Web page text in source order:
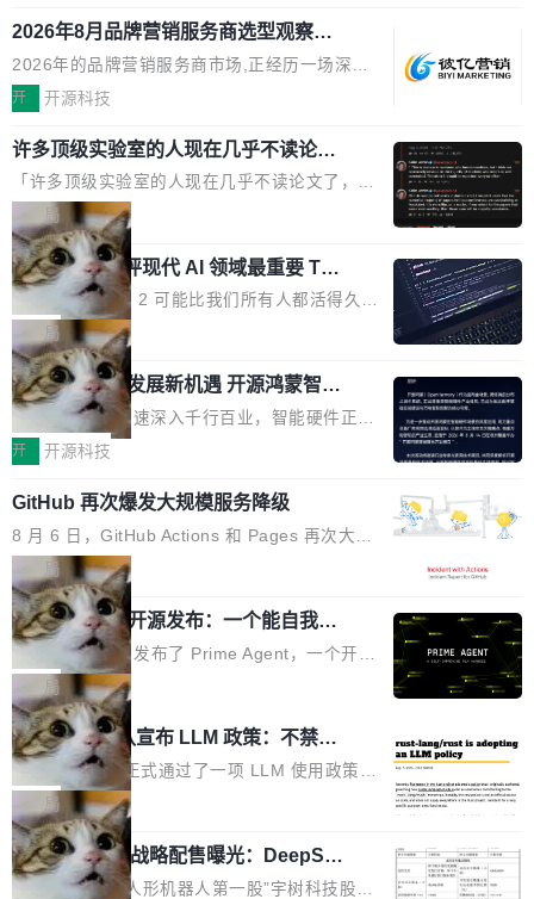
想快速了解背景 解释 让 AI 解释选中文本 读到
费解...
要。但用久了你会发现，它们本质上都是同一类
东西：一个带网页上下文的聊天框。 它们能读取
页面的文本，然后把文本丢给大模型，再返回一
段回答。仅此而已。 这当然有用，但总觉得差点
意思。比如我在一个后台管理系统里，需要填50
个表单字段，每个字段还有联动逻辑；比如我
想...
电源专为发烧级DIY主机与本地AI算力平台打
造，整机长度仅16厘米，提供1600W额定功率
与80PLUS钛金能效；支持ATX 3.1与PCIe 5.1
规范，结合服务器级元件、完善供电线材与内置
实时LCD监控屏，可充分满足当下高阶PC主机
的严苛使用需求。 澎湃功率，紧凑机身 钛金雕1
600PG5 AI TOP具备强悍输出功率，同时实现
机身尺寸大幅精简。整机长度仅16厘米，属于同
功率段机身尺寸十分紧凑的1600W电源产品。小
巧机身有效提升市面主流标准A...
2026年8月品牌营销服务商选型观察：
从流量思维到品牌资产思维的范式转移
2026年的品牌营销服务商市场,正经历一场深刻
的价值重构。全球全案品牌代理机构市场从2025
复合增长率达5.44%,预计2032年将突破120亿美
元。数字广告与公共关系相关服务市场更是从20
25年的8463亿美元扩张至2026年的8763亿美
元。数字的背后是一个清晰的事实——品牌对专
业化营销服务的需求从未如此迫切。 但市场扩容
的同时,服务商的竞争逻辑正在改变。2026年Top
Agency年度合辑的观察指出,“产品”这个离消费
者最近的载体,在整个品牌营销层面的权重显著变
高了。全域营销服务商的竞争正在从规模转向深
度,案例厚度、全域覆盖、多线协同...
开 开源科技
许多顶级实验室的人现在几乎不读论文
了
「许多顶级实验室的人现在几乎不读论文了，而
且他们认为 ICLR/ICML/NeurIPS 充斥着大量过
度宣传和欺诈。」 OpenAI 研究员 Keller Jorda
n 这条推文引发了广泛讨论。他不是在说风凉
话，他是说出了一个圈内人尽皆知但很少公开捅
破的事实。 Jordan 随后补充了一句软化声明：
「我不认为这些会议上大部分论文都在过度宣传
或造假。问题是，作为读者，如果你筛选出那些
看起来最令人兴奋的论文，那它们大部分都是过
度宣传的。」 这才是真正的痛点。不是所有论文
都有问题，是最吸引眼球的那批论文最有问题。
他引用的帖子来自 Mathew Shen，一位 ICLR 2
026 的读者：「看了篇 ...
局
xAI 前工程师评现代 AI 领域最重要 Top
3 开源项目
Flash Attention 2 可能比我们所有人都活得久。
这句话不是来自某个技术博客，而是出自 Hieu
Pham 的一条推文。Hieu Pham 是谁？他是 xAI
的早期工程师之一，在 Grok 训练基础设施团队
工作过。近日他在 X 上发了一条帖子，列出了他
认为现代 AI 领域最重要的三个开源项目。 第一
理由很具体。FA 系列不需要解释，但 FA2 是他
认为最重要的一个——复杂度恰到好处，刚好能
驱动你去学 CuTe，但还没被那些"邪恶的" Hopp
er++ 优化所淹没，足够容易修改和适配。 更关
键的是 FA2 的持久性...
局
共商智能硬件发展新机遇 开源鸿蒙智能
硬件开发者日杭州站即将举行
随着万物智联加速深入千行百业，智能硬件正从
单点设备迈向智能化、网联化、协同化发展。作
鸿蒙通过统一技术底座和分布式能力，为不同类
型智能设备的开发、连接与互联提供关键支撑，
也为产业链企业探索产品创新与商业增长打开新
的空间。 8月14日，开源鸿蒙智能硬件开发者日
（OHDD：OpenHarmony Hardware Develope
r Day）将在杭州启航。活动面向智能硬件产业
链企业和开发者，邀请行业专家与资深技术顾
问，围绕开源鸿蒙技术能力、设备适配、芯片适
配、功耗与稳定性调优、兼容性测评及统一互联
等内容展开系统讲解和实战交流，帮助企业进一
步了解开源鸿蒙在智能...
开 开源科技
GitHub 再次爆发大规模服务降级
8 月 6 日，GitHub Actions 和 Pages 再次大规
模服务降级，Actions 完全不可用超过 5 小时，
webhook 停发，连自托管 runner 也因调度层故
障无法工作。Pages、Copilot code review、C
opilot coding agent 全部受影响。从检测到完全
恢复，大约 12 小时。 这是 2026 年 8 月的第六
起事故，其中四起与 AI/Copilot 服务相关。 Git
Hub 员工 kdaigle 在 HN 讨论中贴出了一组数
据：2025 年全年 10 亿次 commit。现在，每周
2.75 亿次，全年预计 140 亿次。GitHub...
局
Prime Agent 开源发布：一个能自我改
进的编程 Agent，ARC-AGI 3 超越人类
专家基线
Prime Intellect 发布了 Prime Agent，一个开源
的编程 Agent Harness，核心设计围绕两个抽
象：Recursive Language Model（RLM）和 C
ontinual Harness。在 ARC-AGI 3 基准测试
上，Prime Agent + Opus 5 的组合达到了 95.
5% RHAE Best@1，超过了 ARC 报告的人类专
家基线 95.4%。 不是又一个 coding agent 包装
器 Prime Agent 的架构和市面上大多数 coding
agent 有本质区别。大多数 agent harness 的设
局
Rust 项目团队宣布 LLM 政策：不禁
止，但你要承认哪些代码不是你写的
Rust 语言项目正式通过了一项 LLM 使用政策，
覆盖 rust-lang/rust 单一仓库的代码贡献。这不
是项目级别的官方立场，目前由五个团队采纳，
但它可能是主流开源项目中关于 AI 辅助贡献最
细致的一份规则。 政策的核心只有一句话：LLM
局
宇树科技 IPO 战略配售曝光：DeepSe
ek 获配 93.3 万股，锁定 36 个月
8月6日晚间，“人形机器人第一股”宇树科技股份